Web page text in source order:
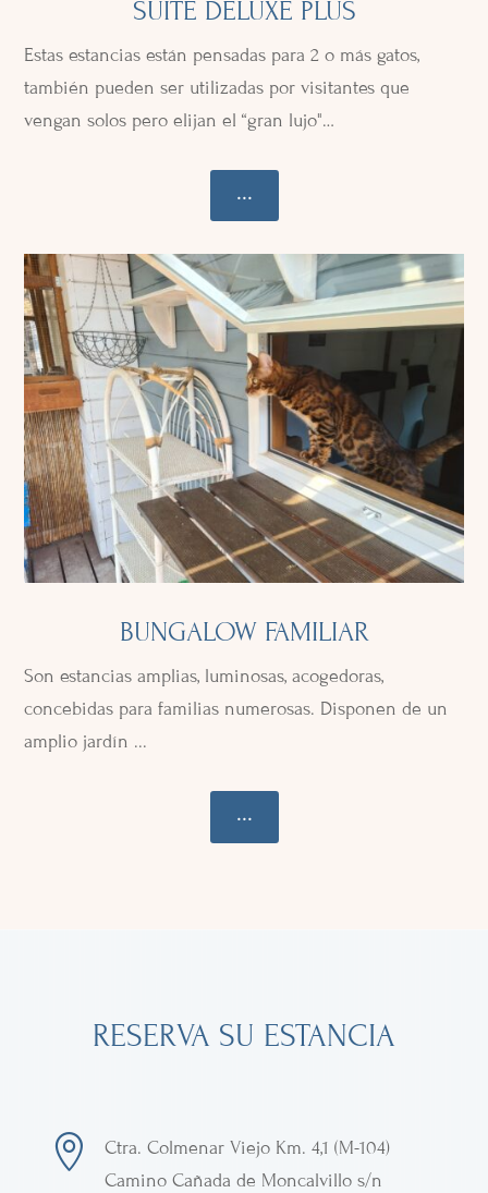
SUITE DELUXE PLUS
Estas estancias están pensadas para 2 o más gatos,
también pueden ser utilizadas por visitantes que
vengan solos pero elijan el “gran lujo"…
...
BUNGALOW FAMILIAR
Son estancias amplias, luminosas, acogedoras,
concebidas para familias numerosas. Disponen de un
amplio jardín ...
...
RESERVA SU ESTANCIA
 Ctra. Colmenar Viejo Km. 4,1 (M-104)
Camino Cañada de Moncalvillo s/n